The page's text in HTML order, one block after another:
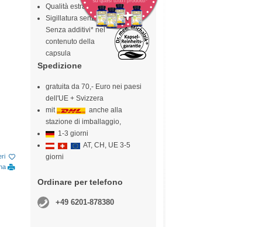
Qualità estratto Premium
Sigillatura senza alluminio
Senza additivi* nel
contenuto della
capsula
Spedizione
gratuita da 70,- Euro nei paesi
dell'UE + Svizzera
mit
anche alla
stazione di imballaggio,
1-3 giorni
AT, CH, UE 3-5
giorni
Ordinare per telefono
+49 6201-878380